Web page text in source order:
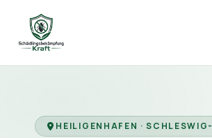
HEILIGENHAFEN ·